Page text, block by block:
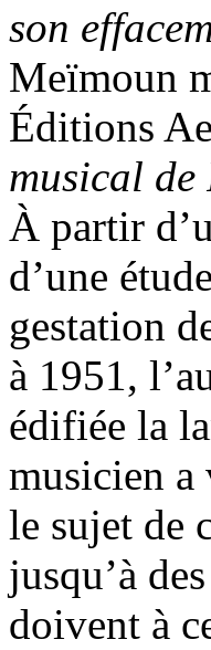
son
Meïmoun
Éditions
musical
À partir
d’une
gestation
à 1951,
édifiée la
musicien a
le sujet de
jusqu’à
doivent à